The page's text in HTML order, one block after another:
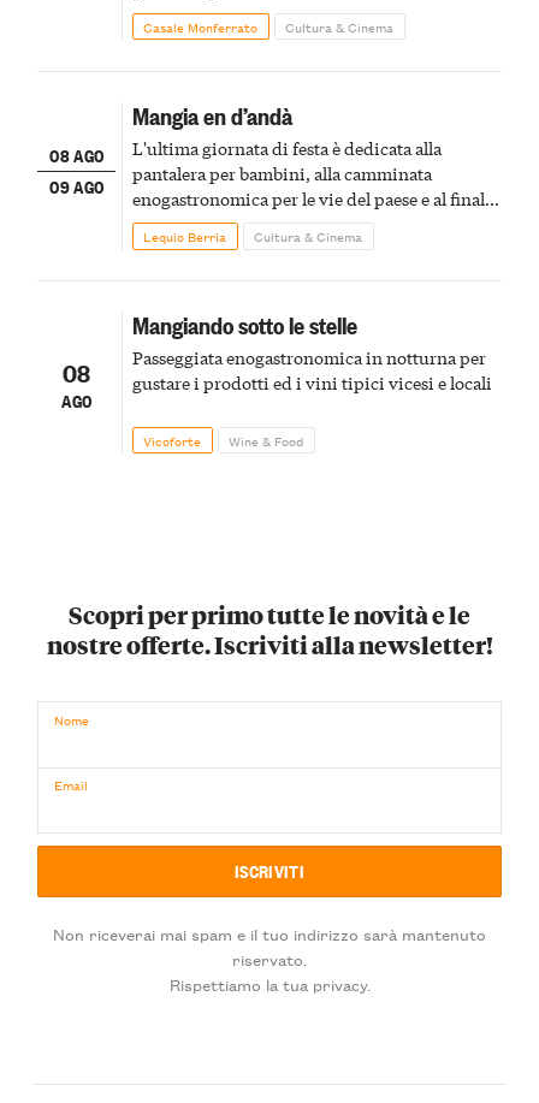
Casale Monferrato Cultura & Cinema
08 AGO
09 AGO
Mangia en d’andà
L'ultima giornata di festa è dedicata alla
pantalera per bambini, alla camminata
enogastronomica per le vie del paese e al finale
pirotecnico
Lequio Berria Cultura & Cinema
08
AGO
Mangiando sotto le stelle
Passeggiata enogastronomica in notturna per
gustare i prodotti ed i vini tipici vicesi e locali
Vicoforte Wine & Food
Scopri per primo tutte le novità e le
nostre offerte. Iscriviti alla newsletter!
Nome
Email
Non riceverai mai spam e il tuo indirizzo sarà mantenuto
riservato.
Rispettiamo la tua privacy.